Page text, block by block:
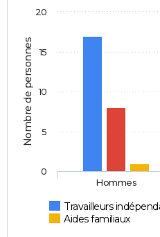
Nombre de personnes
Travailleurs
Aides familiaux
Hommes
0
5
10
15
20